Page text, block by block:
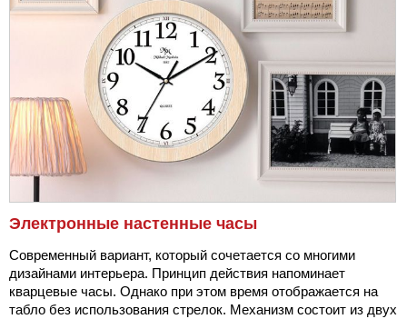
Электронные настенные часы
Современный вариант, который сочетается со многими
дизайнами интерьера. Принцип действия напоминает
кварцевые часы. Однако при этом время отображается на
табло без использования стрелок. Механизм состоит из двух